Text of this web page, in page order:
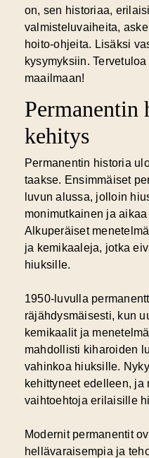
on, sen historiaa,
valmisteluvaiheita,
hoito-ohjeita. Lisäksi
kysymyksiin.
maailmaan!
Permanentin
kehitys
Permanentin historia
taakse. Ensimmäiset
luvun alussa, jolloin
monimutkainen ja
Alkuperäiset
ja kemikaaleja, jotka
hiuksille.
1950-luvulla
räjähdysmäisesti, kun
kemikaalit ja
mahdollisti kiharoiden
vahinkoa hiuksille.
kehittyneet edelleen, ja
vaihtoehtoja erilaisille
Modernit permanentit
hellävaraisempia ja